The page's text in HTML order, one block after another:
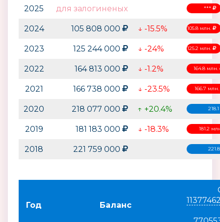
2025 для залогиненых ***
2024 105 808 000 ↓ -15.5% 105.8 млн.
2023 125 244 000 ↓ -24% 125.2 млн.
2022 164 813 000 ↓ -1.2% 164.8 млн.
2021 166 738 000 ↓ -23.5% 166.7 млн.
2020 218 077 000 ↑ +20.4%
2019 181 183 000 ↓ -18.3% 181.2
2018 221 759 000
Год Баланс